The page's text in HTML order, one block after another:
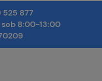
525 877
sob 8:00-13:00